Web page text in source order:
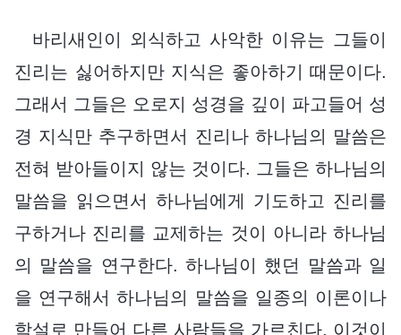
바리새인이 외식하고 사악한 이유는 그들이
진리는 싫어하지만 지식은 좋아하기 때문이다.
그래서 그들은 오로지 성경을 깊이 파고들어 성
경 지식만 추구하면서 진리나 하나님의 말씀은
전혀 받아들이지 않는 것이다. 그들은 하나님의
말씀을 읽으면서 하나님에게 기도하고 진리를
구하거나 진리를 교제하는 것이 아니라 하나님
의 말씀을 연구한다. 하나님이 했던 말씀과 일
을 연구해서 하나님의 말씀을 일종의 이론이나
학설로 만들어 다른 사람들을 가르친다. 이것이